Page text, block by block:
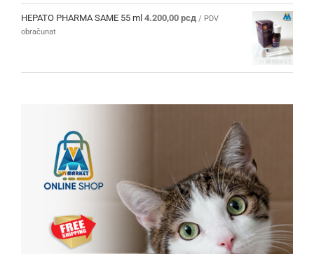
HEPATO PHARMA SAME 55 ml 4.200,00 рсд / PDV
obračunat